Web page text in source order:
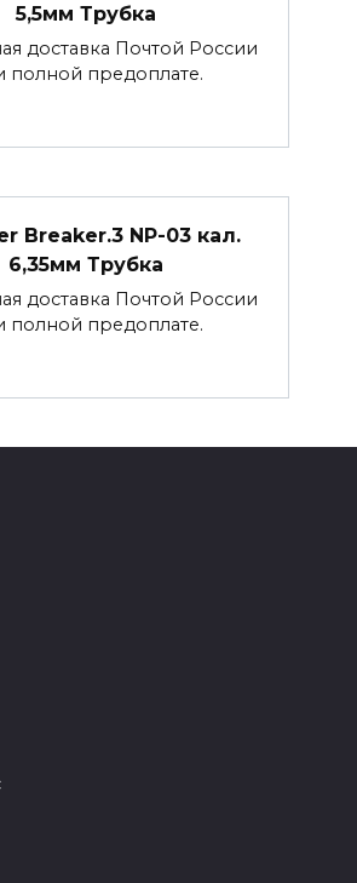
5,5мм Трубка
доставка Почтой России
полной предоплате.
Breaker.3 NP-03 кал.
6,35мм Трубка
доставка Почтой России
полной предоплате.